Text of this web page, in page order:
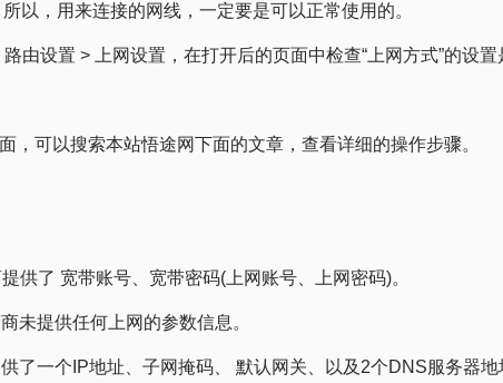
以，用来连接的网线，一定要是可以正常使用的。
由设置 > 上网设置，在打开后的页面中检查“上网方式”的设置
可以搜索本站悟途网下面的文章，查看详细的操作步骤。
供了 宽带账号、宽带密码(上网账号、上网密码)。
未提供任何上网的参数信息。
了一个IP地址、子网掩码、 默认网关、以及2个DNS服务器地